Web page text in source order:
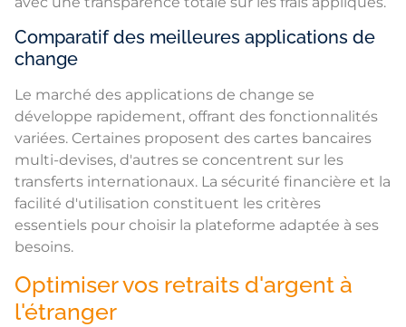
Comparatif des meilleures applications de
change
Le marché des applications de change se
développe rapidement, offrant des fonctionnalités
variées. Certaines proposent des cartes bancaires
multi-devises, d'autres se concentrent sur les
transferts internationaux. La sécurité financière et la
facilité d'utilisation constituent les critères
essentiels pour choisir la plateforme adaptée à ses
besoins.
Optimiser vos retraits d'argent à
l'étranger